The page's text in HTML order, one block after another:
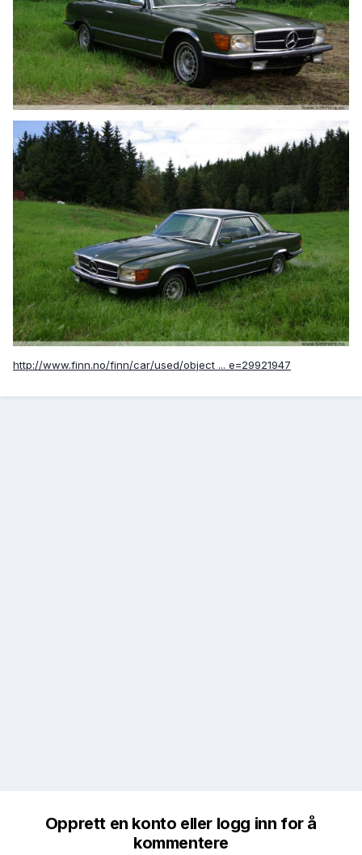
http://www.finn.no/finn/car/used/object ... e=29921947
Opprett en konto eller logg inn for å
kommentere